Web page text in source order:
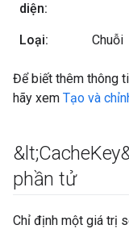
diện:
Loại: Chuỗi
Để biết thêm thông
hãy xem Tạo và
&lt;Cache
phần tử
Chỉ định một giá trị